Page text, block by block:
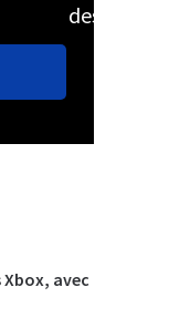
des données
avec